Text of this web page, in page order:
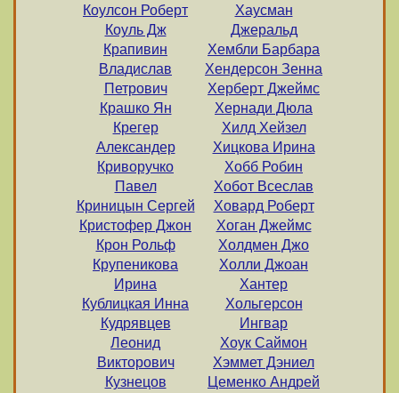
Коулсон Роберт
Коуль Дж
Крапивин
Владислав
Петрович
Крашко Ян
Крегер
Александер
Криворучко
Павел
Криницын Сергей
Кристофер Джон
Крон Рольф
Крупеникова
Ирина
Кублицкая Инна
Кудрявцев
Леонид
Викторович
Кузнецов
Хаусман
Джеральд
Хембли Барбара
Хендерсон Зенна
Херберт Джеймс
Хернади Дюла
Хилд Хейзел
Хицкова Ирина
Хобб Робин
Хобот Всеслав
Ховард Роберт
Хоган Джеймс
Холдмен Джо
Холли Джоан
Хантер
Хольгерсон
Ингвар
Хоук Саймон
Хэммет Дэниел
Цеменко Андрей